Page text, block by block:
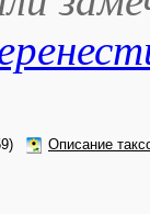
Описание